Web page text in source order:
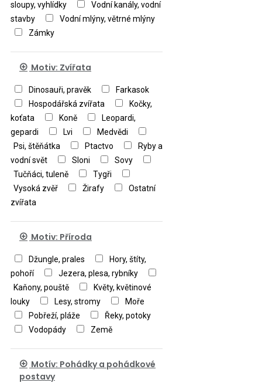
sloupy, vyhlídky
Vodní kanály, vodní
stavby
Vodní mlýny, větrné mlýny
Zámky
Motiv: Zvířata
Dinosauři, pravěk
Farkasok
Hospodářská zvířata
Kočky,
koťata
Koně
Leopardi,
gepardi
Lvi
Medvědi
Psi, štěňátka
Ptactvo
Ryby a
vodní svět
Sloni
Sovy
Tučňáci, tuleně
Tygři
Vysoká zvěř
Žirafy
Ostatní
zvířata
Motiv: Příroda
Džungle, prales
Hory, štíty,
pohoří
Jezera, plesa, rybníky
Kaňony, pouště
Květy, květinové
louky
Lesy, stromy
Moře
Pobřeží, pláže
Řeky, potoky
Vodopády
Země
Motív: Pohádky a pohádkové
postavy